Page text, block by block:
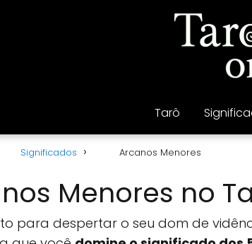
Tarô
Significados Arcanos Menores
Menores no
para despertar o seu dom de